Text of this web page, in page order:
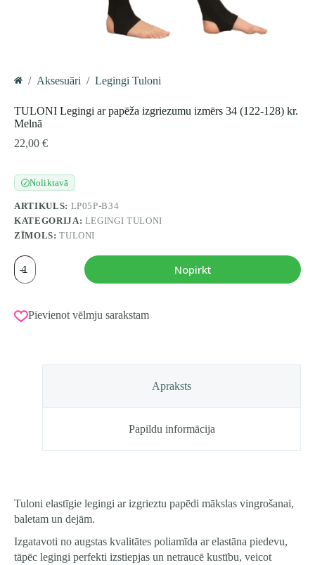
/ Aksesuāri / Legingi Tuloni
TULONI Legingi ar papēža izgriezumu izmērs 34 (122-128) kr.
Melnā
22,00 €
✓Noliktavā
ARTIKULS: LP05P-B34
KATEGORIJA: LEGINGI TULONI
ZĪMOLS:TULONI
TULONI
Legingi
ar
izgriezumu
izmērs
Nopirkt
Pievienot vēlmju sarakstam
Apraksts
Papildu informācija
Tuloni elastīgie legingi ar izgrieztu papēdi mākslas vingrošanai,
baletam un dejām.
Izgatavoti no augstas kvalitātes poliamīda ar elastāna piedevu,
tāpēc legingi perfekti izstiepjas un netraucē kustību, veicot